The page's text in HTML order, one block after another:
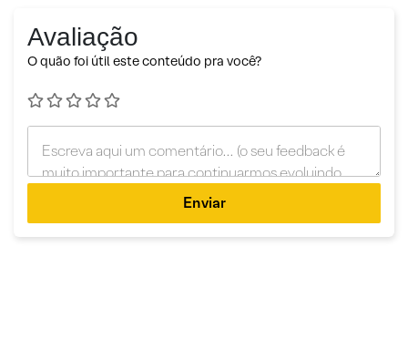
Avaliação
O quão foi útil este conteúdo pra você?
Enviar